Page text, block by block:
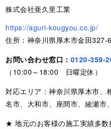
株式会社亜久里工業
https://aguri-kougyou.co.jp/
住所：神奈川県厚木市金田327-
お問い合わせ窓口： 0120-359-
（10:00～18:00 日曜定休）
対応エリア：神奈川県厚木市、
名市、大和市、座間市、綾瀬市
★ 地元のお客様の施工実績多数